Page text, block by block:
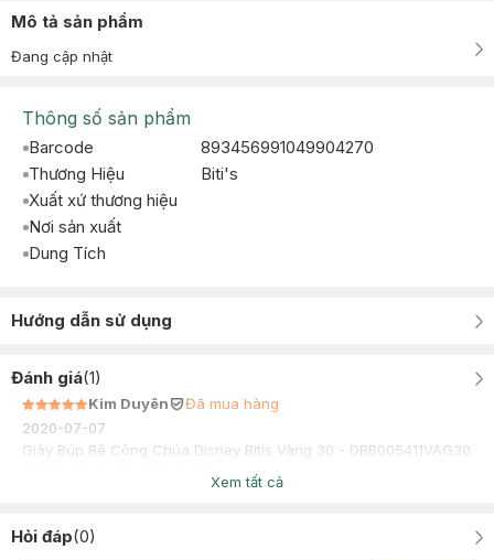
Mô tả sản phẩm
Đang cập nhật
Thông số sản phẩm
Barcode
893456991049904270
Thương Hiệu
Biti's
Xuất xứ thương hiệu
Nơi sản xuất
Dung Tích
Hướng dẫn sử dụng
Đánh giá(1)
Kim Duyên
Đã mua hàng
2020-07-07
Giày Búp Bê Công Chúa Disney Bitis Vàng 30 - DBB005411VAG30
Xem tất cả
Hỏi đáp(0)